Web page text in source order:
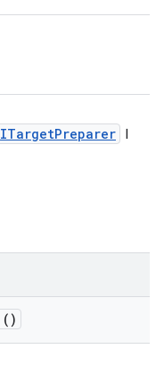
ITargetPreparer ।
()